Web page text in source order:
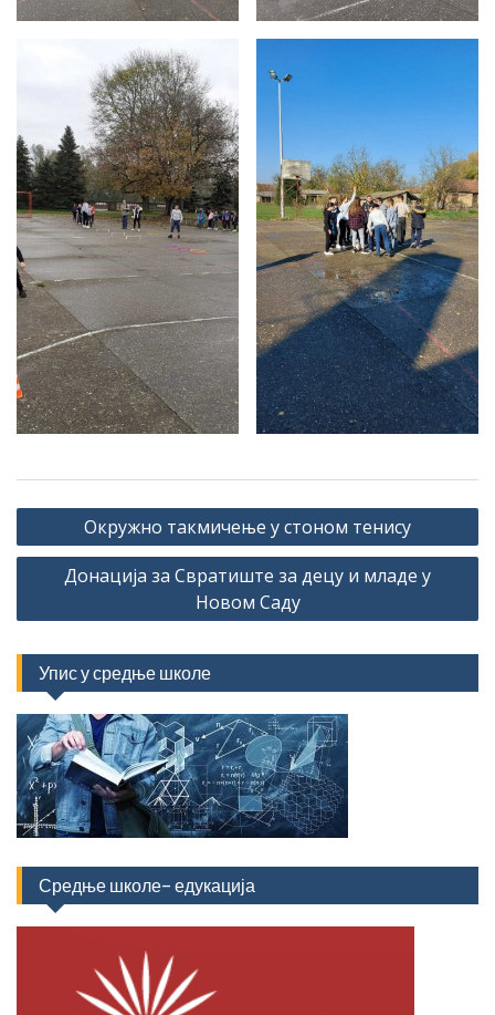
Кретање
чланка
Окружно такмичење у стоном тенису
Донација за Свратиште за децу и младе у
Новом Саду
Упис у средње школе
Средње школе- едукација